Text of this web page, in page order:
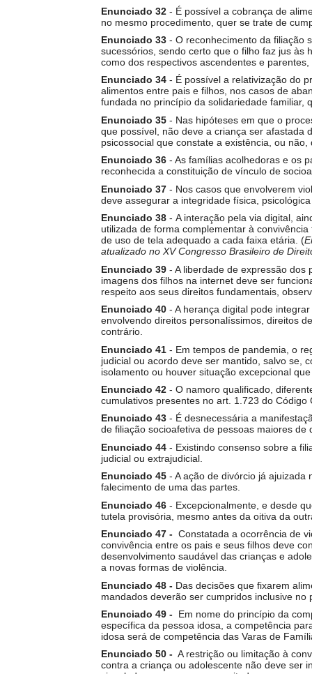
Enunciado 32 - É possível a cobrança de
no mesmo procedimento, quer se trate de
Enunciado 33 - O reconhecimento da filiação
sucessórios, sendo certo que o filho faz jus às
como dos respectivos ascendentes e
Enunciado 34 - É possível a relativização do
alimentos entre pais e filhos, nos casos de
fundada no princípio da solidariedade familiar,
Enunciado 35 - Nas hipóteses em que o
que possível, não deve a criança ser afastada
psicossocial que constate a existência, ou
Enunciado 36 - As famílias acolhedoras e os
reconhecida a constituição de vínculo de
Enunciado 37 - Nos casos que envolverem
deve assegurar a integridade física,
Enunciado 38 - A interação pela via digital,
utilizada de forma complementar à
de uso de tela adequado a cada faixa etária. (
atualizado no XV Congresso Brasileiro de
Enunciado 39 - A liberdade de expressão dos
imagens dos filhos na internet deve ser
respeito aos seus direitos fundamentais,
Enunciado 40 - A herança digital pode
envolvendo direitos personalíssimos, direitos
contrário.
Enunciado 41 - Em tempos de pandemia, o
judicial ou acordo deve ser mantido, salvo se,
isolamento ou houver situação excepcional
Enunciado 42 - O namoro qualificado,
cumulativos presentes no art. 1.723 do Código
Enunciado 43 - É desnecessária a
de filiação socioafetiva de pessoas maiores de
Enunciado 44 - Existindo consenso sobre a
judicial ou extrajudicial.
Enunciado 45 - A ação de divórcio já
falecimento de uma das partes.
Enunciado 46 - Excepcionalmente, e desde
tutela provisória, mesmo antes da oitiva da
Enunciado 47 - Constatada a ocorrência de
convivência entre os pais e seus filhos deve
desenvolvimento saudável das crianças e
a novas formas de violência.
Enunciado 48 - Das decisões que fixarem
mandados deverão ser cumpridos inclusive no
Enunciado 49 - Em nome do princípio da
específica da pessoa idosa, a competência
idosa será de competência das Varas de
Enunciado 50 - A restrição ou limitação à
contra a criança ou adolescente não deve ser